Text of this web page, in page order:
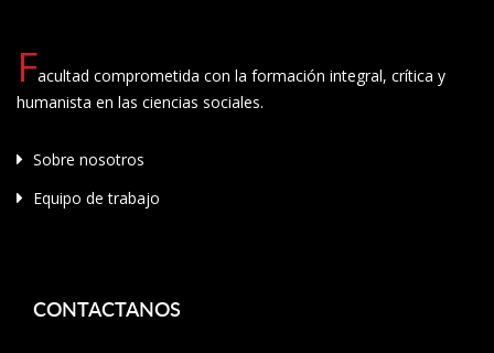
Facultad comprometida con la formación integral, crítica y
humanista en las ciencias sociales.
Sobre nosotros
Equipo de trabajo
CONTACTANOS